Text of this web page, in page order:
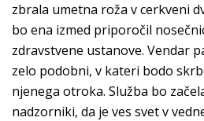
zbrala umetna roža v cerkveni
bo ena izmed priporočil
zdravstvene ustanove. Vendar
zelo podobni, v kateri bodo
njenega otroka. Služba bo
nadzorniki, da je ves svet v